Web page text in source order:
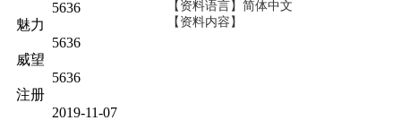
5636
魅力
5636
威望
5636
注册
2019-11-07
【资料语言】简体中文
【资料内容】